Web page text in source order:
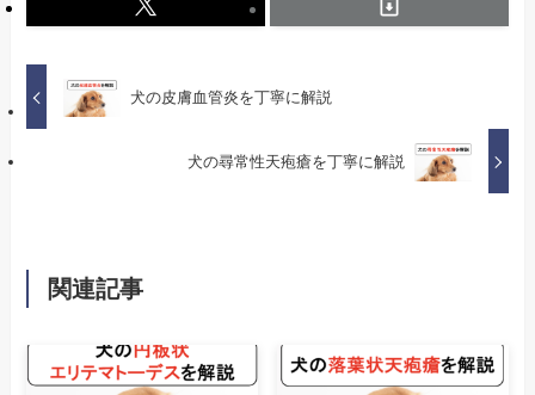
犬の皮膚血管炎を丁寧に解説
犬の尋常性天疱瘡を丁寧に解説
関連記事